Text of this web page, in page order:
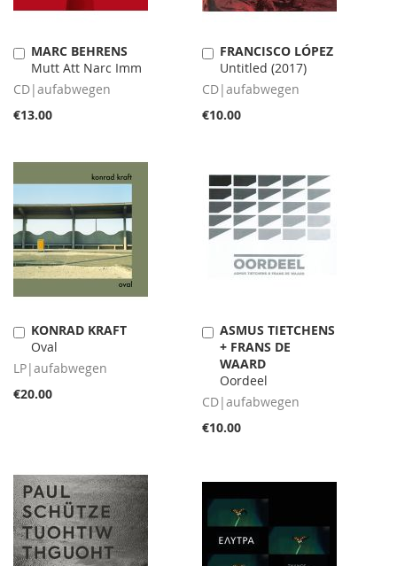
MARC BEHRENS
Mutt Att Narc Imm
CD|aufabwegen
€13.00
Add
to
Cart
FRANCISCO LÓPEZ
Untitled (2017)
CD|aufabwegen
€10.00
Add
to
Cart
KONRAD KRAFT
Oval
LP|aufabwegen
€20.00
Add
to
Cart
ASMUS TIETCHENS
+ FRANS DE
WAARD
Oordeel
CD|aufabwegen
€10.00
Add
to
Cart